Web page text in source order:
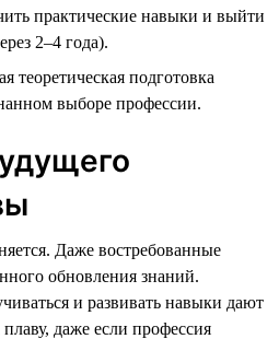
практические навыки и выйти
2–4 года).
теоретическая подготовка
выборе профессии.
Даже востребованные
обновления знаний.
и развивать навыки дают
даже если профессия